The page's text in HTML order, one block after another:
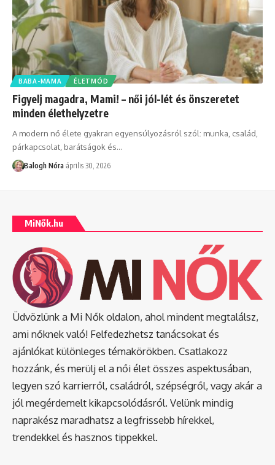
BABA-MAMA ÉLETMÓD
Figyelj magadra, Mami! – női jól-lét és önszeretet
minden élethelyzetre
A modern nő élete gyakran egyensúlyozásról szól: munka, család,
párkapcsolat, barátságok és…
Balogh Nóra április 30, 2026
MiNők.hu
Üdvözlünk a Mi Nők oldalon, ahol mindent megtalálsz,
ami nőknek való! Felfedezhetsz tanácsokat és
ajánlókat különleges témakörökben. Csatlakozz
hozzánk, és merülj el a női élet összes aspektusában,
legyen szó karrierről, családról, szépségről, vagy akár a
jól megérdemelt kikapcsolódásról. Velünk mindig
naprakész maradhatsz a legfrissebb hírekkel,
trendekkel és hasznos tippekkel.